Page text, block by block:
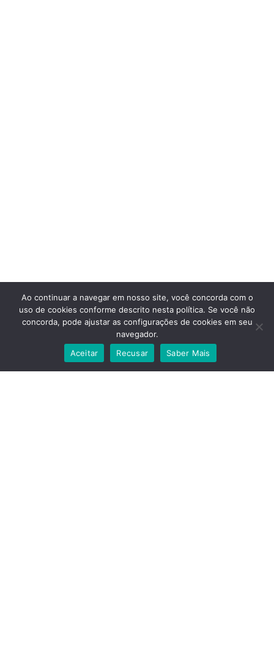
🌗 Aa
Ao continuar a navegar em nosso site, você concorda com o
uso de cookies conforme descrito nesta política. Se você não
concorda, pode ajustar as configurações de cookies em seu
navegador.
Aceitar
Recusar Saber Mais